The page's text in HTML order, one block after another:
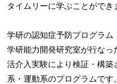
タイムリーに学ぶことができ
学研の認知症予防プログラム
学研能力開発研究室が行な
活介入実験により検証・構
系・運動系のプログラムで